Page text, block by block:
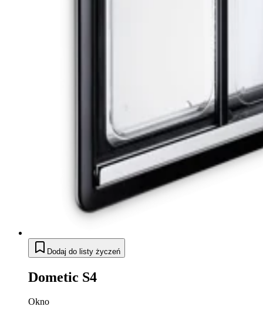
Dodaj do listy życzeń
Dometic S4
Okno